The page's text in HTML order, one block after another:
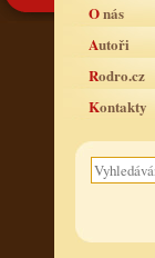
O nás
Autoři
Rodro.cz
Kontakty